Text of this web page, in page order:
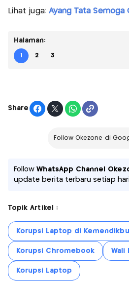
Lihat juga: Ayang Tata Semoga
Halaman:
1 2 3
Share
Follow Okezone di
FollowWhatsApp Channel
update berita terbaru setiap hari
Topik Artikel :
Korupsi Laptop di
Korupsi Chromebook Wali
Korupsi Laptop